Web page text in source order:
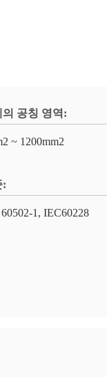
의 공칭 영역:
~ 1200mm2
:
1, IEC60228